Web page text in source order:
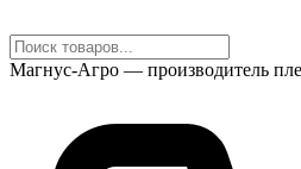
Магнус-Агро — производитель